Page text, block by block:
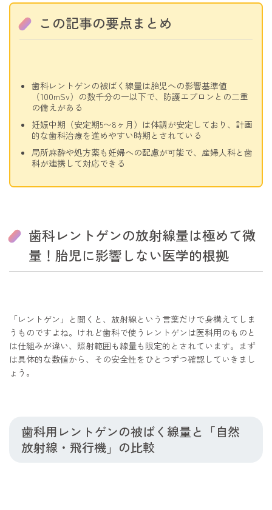
この記事の要点まとめ
歯科レントゲンの被ばく線量は胎児への影響基準値
（100mSv）の数千分の一以下で、防護エプロンとの二重
の備えがある
妊娠中期（安定期5〜8ヶ月）は体調が安定しており、計画
的な歯科治療を進めやすい時期とされている
局所麻酔や処方薬も妊婦への配慮が可能で、産婦人科と歯
科が連携して対応できる
歯科レントゲンの放射線量は極めて微
量！胎児に影響しない医学的根拠
「レントゲン」と聞くと、放射線という言葉だけで身構えてしま
うものですよね。けれど歯科で使うレントゲンは医科用のものと
は仕組みが違い、照射範囲も線量も限定的とされています。まず
は具体的な数値から、その安全性をひとつずつ確認していきまし
ょう。
歯科用レントゲンの被ばく線量と「自然
放射線・飛行機」の比較